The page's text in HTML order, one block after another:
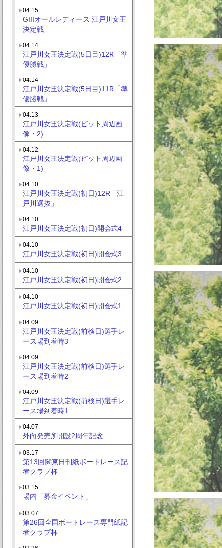
04.15
GIIIオールレディース 江戸川女王
決定戦
04.14
江戸川女王決定戦(5日目)12R「準
優勝戦」
04.14
江戸川女王決定戦(5日目)11R「準
優勝戦」
04.13
江戸川女王決定戦(ピット周辺画
像・2)
04.12
江戸川女王決定戦(ピット周辺画
像・1)
04.10
江戸川女王決定戦(初日)12R「江
戸川選抜」
04.10
江戸川女王決定戦(初日)開会式4
04.10
江戸川女王決定戦(初日)開会式3
04.10
江戸川女王決定戦(初日)開会式2
04.10
江戸川女王決定戦(初日)開会式1
04.09
江戸川女王決定戦(前検日)選手レ
ース場到着時3
04.09
江戸川女王決定戦(前検日)選手レ
ース場到着時2
04.09
江戸川女王決定戦(前検日)選手レ
ース場到着時1
04.07
外向発売所開設2周年記念
03.17
第13回関東日刊紙ボートレース記
者クラブ杯
03.15
場内「募金イベント」
03.07
第26回全国ボートレース専門紙記
者クラブ杯